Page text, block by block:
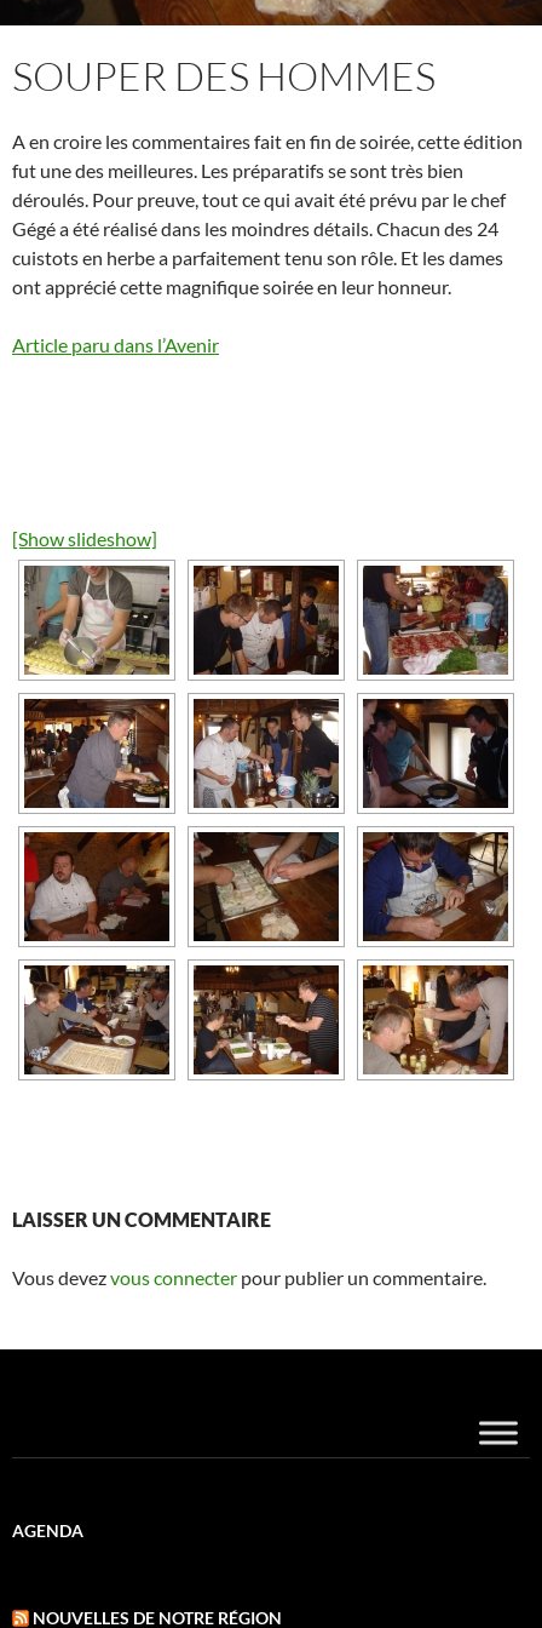
SOUPER DES HOMMES
A en croire les commentaires fait en fin de soirée, cette édition
fut une des meilleures. Les préparatifs se sont très bien
déroulés. Pour preuve, tout ce qui avait été prévu par le chef
Gégé a été réalisé dans les moindres détails. Chacun des 24
cuistots en herbe a parfaitement tenu son rôle. Et les dames
ont apprécié cette magnifique soirée en leur honneur.
Article paru dans l’Avenir
[Show slideshow]
LAISSER UN COMMENTAIRE
Vous devezvous connecter pour publier un commentaire.
AGENDA
NOUVELLES DE NOTRE RÉGION